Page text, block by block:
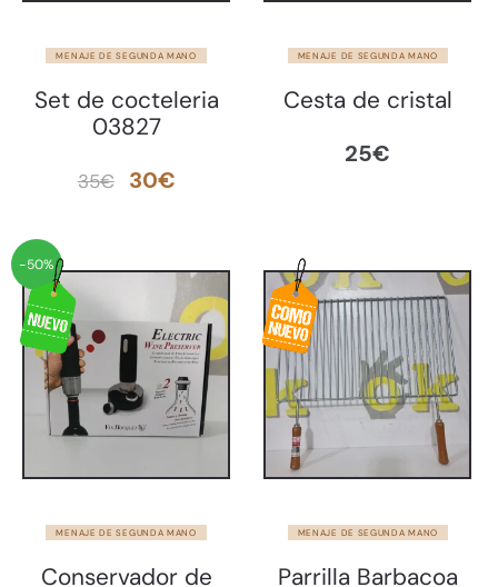
MENAJE DE SEGUNDA MANO
Set de cocteleria
03827
35€
El
35€.
30€El
es:
30€.
MENAJE DE SEGUNDA MANO
Cesta de cristal
25€
-50%
MENAJE DE SEGUNDA MANO
Conservador de
MENAJE DE SEGUNDA MANO
Parrilla Barbacoa